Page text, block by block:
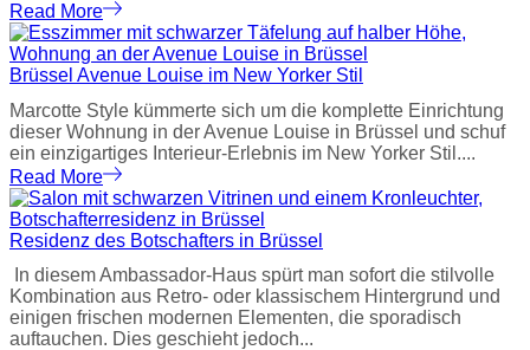
Read More
Brüssel Avenue Louise im New Yorker Stil
Marcotte Style kümmerte sich um die komplette Einrichtung
dieser Wohnung in der Avenue Louise in Brüssel und schuf
ein einzigartiges Interieur-Erlebnis im New Yorker Stil....
Read More
Residenz des Botschafters in Brüssel
In diesem Ambassador-Haus spürt man sofort die stilvolle
Kombination aus Retro- oder klassischem Hintergrund und
einigen frischen modernen Elementen, die sporadisch
auftauchen. Dies geschieht jedoch...